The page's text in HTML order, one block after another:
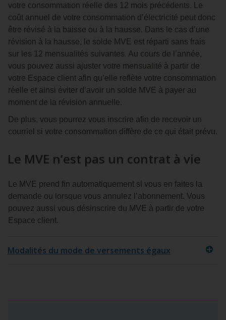
votre consommation réelle des 12 mois précédents. Le
coût annuel de votre consommation d’électricité peut donc
être révisé à la baisse ou à la hausse. Dans le cas d’une
révision à la hausse, le solde MVE est réparti sans frais
sur les 12 mensualités suivantes. Au cours de l’année,
vous pouvez aussi ajuster votre mensualité à partir de
votre Espace client afin qu’elle reflète votre consommation
réelle et ainsi éviter d’avoir un solde MVE à payer au
moment de la révision annuelle.
De plus, vous pourrez vous inscrire afin de recevoir un
courriel si votre consommation diffère de ce qui était prévu.
Le MVE n’est pas un contrat à vie
Le MVE prend fin automatiquement si vous en faites la
demande ou lorsque vous annulez l’abonnement. Vous
pouvez aussi vous désinscrire du MVE à partir de votre
Espace client.
Modalités du mode de versements égaux